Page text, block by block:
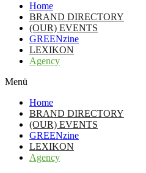
Home
BRAND DIRECTORY
(OUR) EVENTS
GREENzine
LEXIKON
Agency
Menü
Home
BRAND DIRECTORY
(OUR) EVENTS
GREENzine
LEXIKON
Agency